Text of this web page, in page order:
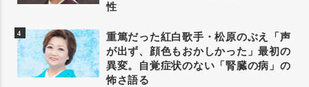
性
重篤だった紅白歌手・松原のぶえ「声
が出ず、顔色もおかしかった」最初の
異変。自覚症状のない「腎臓の病」の
怖さ語る